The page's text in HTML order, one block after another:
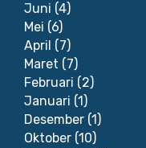
Juni (4)
Mei (6)
April (7)
Maret (7)
Februari (2)
Januari (1)
Desember (1)
Oktober (10)